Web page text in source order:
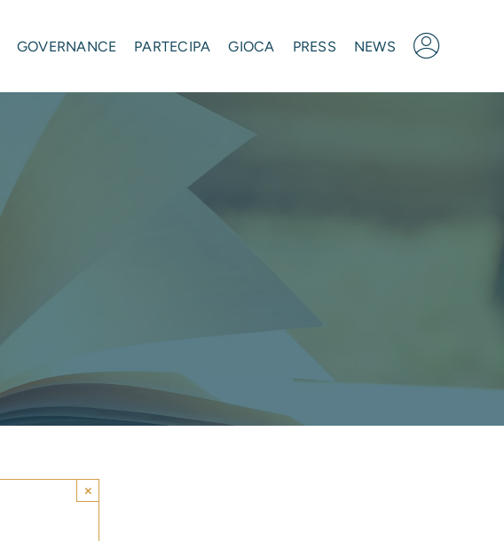
GOVERNANCE PARTECIPA GIOCA PRESS NEWS
×